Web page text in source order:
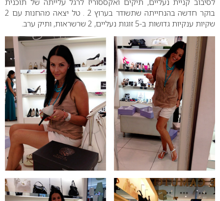
בוקר חדשה בהנחייתה שתשודר בערוץ 2 . טל יצאה מהחנות עם 2
שקיות ענקיות גדושות ב-5 זוגות נעליים, 2 שרשראות, ותיק ערב.